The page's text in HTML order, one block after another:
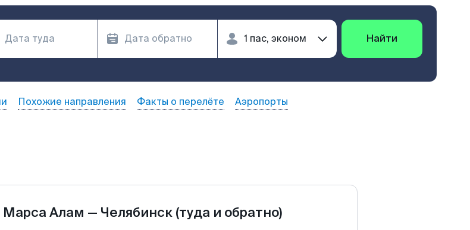
Найти
Похожие направления Факты о перелёте Аэропорты
Марса Алам — Челябинск (туда и обратно)